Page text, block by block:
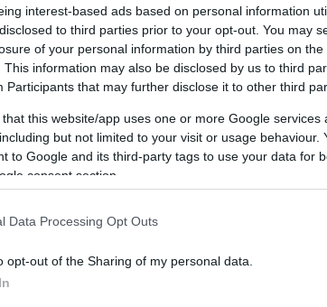
interest-based ads based on personal information
to third parties prior to your opt-out. You may
of your personal information by third parties on the
This information may also be disclosed by us to third
Participants that may further disclose it to other third
that this website/app uses one or more Google
but not limited to your visit or usage behaviour.
to Google and its third-party tags to use your data for
consent section.
Data Processing Opt Outs
opt-out of the Sharing of my personal data.
GARÁZS TAKARÍTÁS, NEW BALANCE,
HUNGARIAN GOOSE DOWN
Miért jó a
személyiségfejlesztés?
A személyiségfejlesztés egy dinamikus,
összetett folyamat, amely során az egyén
fejlessze saját személyiségét, viselkedését
magában foglalja az önismeret növelését, az